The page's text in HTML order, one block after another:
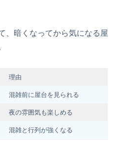
、暗くなってから気になる屋
理由
混雑前に屋台を見られる
夜の雰囲気も楽しめる
混雑と行列が強くなる